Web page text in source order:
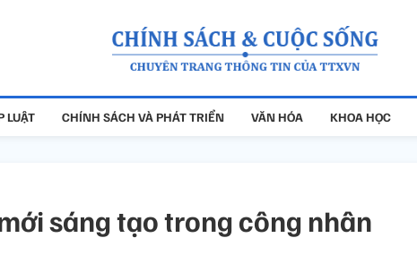
LUẬT CHÍNH SÁCH VÀ PHÁT TRIỂN VĂN HÓA KHOA HỌC
sáng tạo trong công nhân